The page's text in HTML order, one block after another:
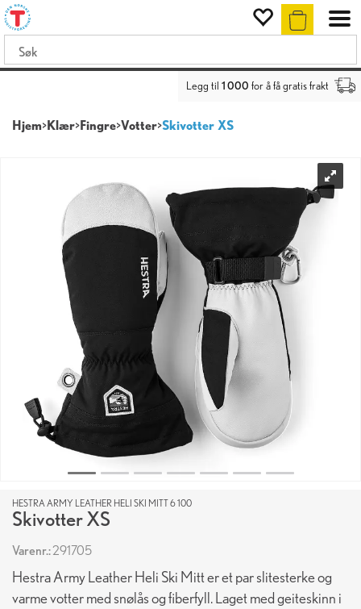
Legg til 1 000 for å få gratis frakt
Hjem>Klær>Fingre>Votter>Skivotter XS
HESTRA ARMY LEATHER HELI SKI MITT 6 100
Skivotter XS
Varenr.:291705
Hestra Army Leather Heli Ski Mitt er et par slitesterke og
varme votter med snølås og fiberfyll. Laget med geiteskinn i